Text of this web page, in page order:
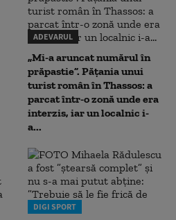
ADEVARUL
„Mi-a aruncat numărul în
prăpastie”. Pățania unui
turist român în Thassos: a
parcat într-o zonă unde era
interzis, iar un localnic i-
a...
DIGI SPORT